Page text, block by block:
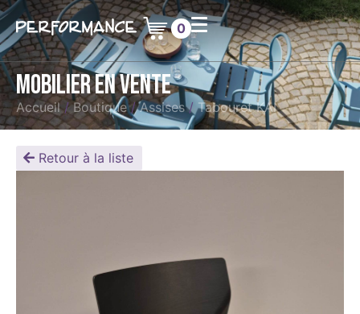
0
Mobilier en vente
Accueil / Boutique / Assises / Tabouret KAI
Retour à la liste